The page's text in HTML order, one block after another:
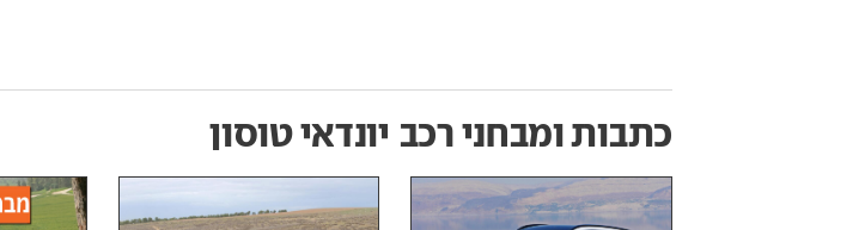
כתבות ומבחני רכב יונדאי טוסון